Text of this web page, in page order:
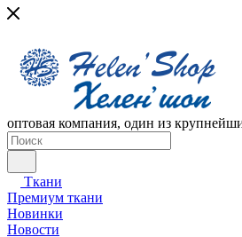
оптовая компания, один из
Ткани
Премиум ткани
Новинки
Новости